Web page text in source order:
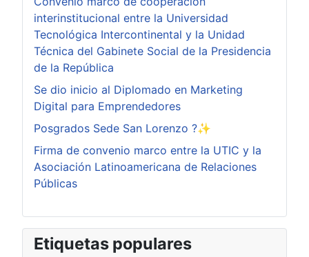
interinstitucional entre la Universidad
Tecnológica Intercontinental y la Unidad
Técnica del Gabinete Social de la Presidencia
de la República
Se dio inicio al Diplomado en Marketing
Digital para Emprendedores
Posgrados Sede San Lorenzo ?✨
Firma de convenio marco entre la UTIC y la
Asociación Latinoamericana de Relaciones
Públicas
Etiquetas populares